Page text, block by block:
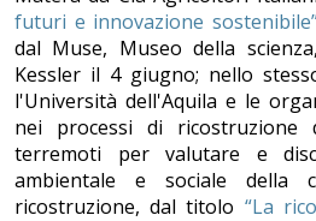
futuri e innovazione
dal Muse, Museo della
Kessler il 4 giugno; nello
l'Università dell'Aquila e le
nei processi di ricostruzione
terremoti per valutare e
ambientale e sociale della
ricostruzione, dal titolo “La